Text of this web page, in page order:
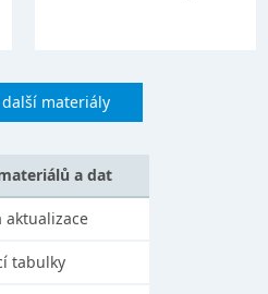
materiály
a dat
aktualizace
tabulky